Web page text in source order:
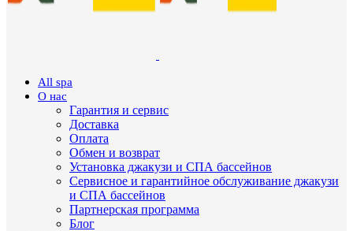
All spa
О нас
Гарантия и сервис
Доставка
Оплата
Обмен и возврат
Установка джакузи и СПА бассейнов
Сервисное и гарантийное обслуживание джакузи
и СПА бассейнов
Партнерская программа
Блог